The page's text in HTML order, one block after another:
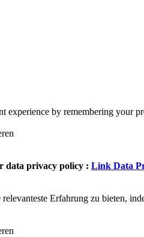
experience by remembering
data privacy policy : Link Data
Erfahrung zu bieten,